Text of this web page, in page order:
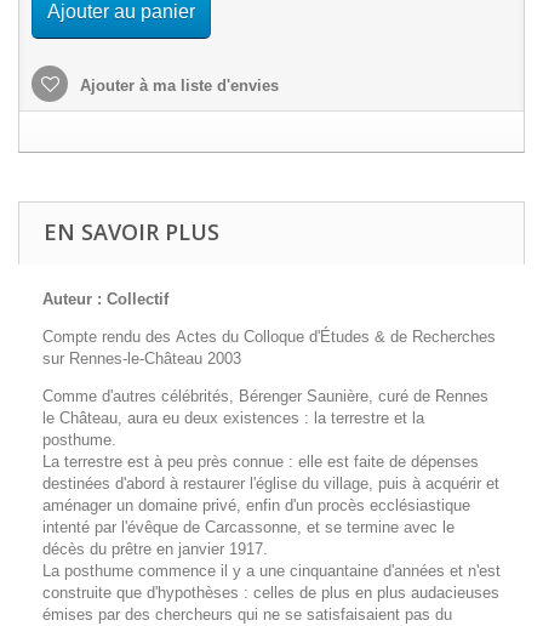
Ajouter au panier
Ajouter à ma liste d'envies
EN SAVOIR PLUS
Auteur : Collectif
Compte rendu des Actes du Colloque d'Études & de Recherches
sur Rennes-le-Château 2003
Comme d'autres célébrités, Bérenger Saunière, curé de Rennes
le Château, aura eu deux existences : la terrestre et la
posthume.
La terrestre est à peu près connue : elle est faite de dépenses
destinées d'abord à restaurer l'église du village, puis à acquérir et
aménager un domaine privé, enfin d'un procès ecclésiastique
intenté par l'évêque de Carcassonne, et se termine avec le
décès du prêtre en janvier 1917.
La posthume commence il y a une cinquantaine d'années et n'est
construite que d'hypothèses : celles de plus en plus audacieuses
émises par des chercheurs qui ne se satisfaisaient pas du